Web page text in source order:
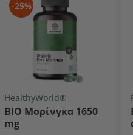
-25%
HealthyWorld®
ΒΙΟ Μορίνγκα 1650
mg